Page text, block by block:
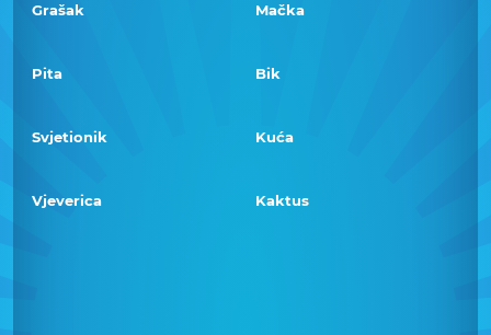
Grašak Mačka
Pita Bik
Svjetionik Kuća
Vjeverica Kaktus